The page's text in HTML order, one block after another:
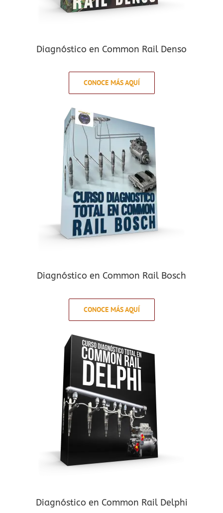
Diagnóstico en Common Rail Denso
CONOCE MÁS AQUÍ
Diagnóstico en Common Rail Bosch
CONOCE MÁS AQUÍ
Diagnóstico en Common Rail Delphi